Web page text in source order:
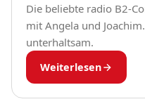
Die beliebte radio B2-
mit Angela und
unterhaltsam.
Weiterlesen